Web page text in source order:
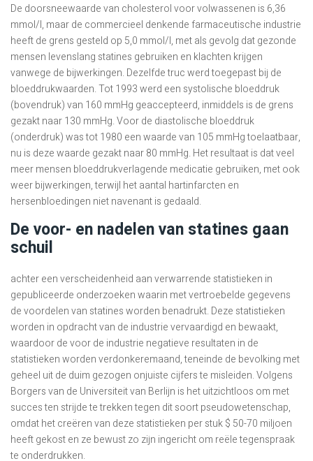
De doorsneewaarde van cholesterol voor volwassenen is 6,36
mmol/l, maar de commercieel denkende farmaceutische industrie
heeft de grens gesteld op 5,0 mmol/l, met als gevolg dat gezonde
mensen levenslang statines gebruiken en klachten krijgen
vanwege de bijwerkingen. Dezelfde truc werd toegepast bij de
bloeddrukwaarden. Tot 1993 werd een systolische bloeddruk
(bovendruk) van 160 mmHg geaccepteerd, inmiddels is de grens
gezakt naar 130 mmHg. Voor de diastolische bloeddruk
(onderdruk) was tot 1980 een waarde van 105 mmHg toelaatbaar,
nu is deze waarde gezakt naar 80 mmHg. Het resultaat is dat veel
meer mensen bloeddrukverlagende medicatie gebruiken, met ook
weer bijwerkingen, terwijl het aantal hartinfarcten en
hersenbloedingen niet navenant is gedaald.
De voor- en nadelen van statines gaan
schuil
achter een verscheidenheid aan verwarrende statistieken in
gepubliceerde onderzoeken waarin met vertroebelde gegevens
de voordelen van statines worden benadrukt. Deze statistieken
worden in opdracht van de industrie vervaardigd en bewaakt,
waardoor de voor de industrie negatieve resultaten in de
statistieken worden verdonkeremaand, teneinde de bevolking met
geheel uit de duim gezogen onjuiste cijfers te misleiden. Volgens
Borgers van de Universiteit van Berlijn is het uitzichtloos om met
succes ten strijde te trekken tegen dit soort pseudowetenschap,
omdat het creëren van deze statistieken per stuk $ 50-70 miljoen
heeft gekost en ze bewust zo zijn ingericht om reële tegenspraak
te onderdrukken.